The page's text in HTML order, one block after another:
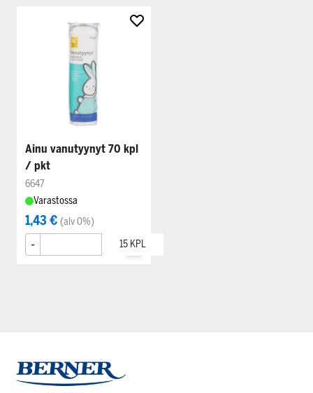
Ainu vanutyynyt 70 kpl
/ pkt
6647
Varastossa
1,43 € (alv 0%)
-